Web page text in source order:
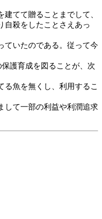
てて贈ることまでして、
自殺をしたことさえあっ
いたのである。従って今
護育成を図ることが、次
魚を無くし、利用するこ
して一部の利益や利潤追求